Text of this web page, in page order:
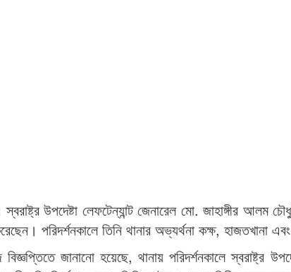
স্বরাষ্ট্র উপদেষ্টা লেফটেন্যান্ট জেনারেল মো. জাহাঙ্গীর আলম
পরিদর্শনকালে তিনি থানার অভ্যর্থনা কক্ষ, হাজতখানা
জানানো হয়েছে, থানায় পরিদর্শনকালে স্বরাষ্ট্র